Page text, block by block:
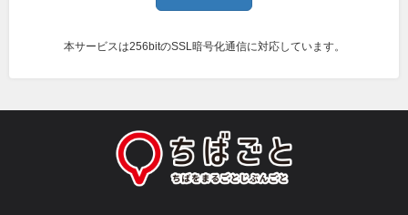
本サービスは256bitのSSL暗号化通信に対応しています。